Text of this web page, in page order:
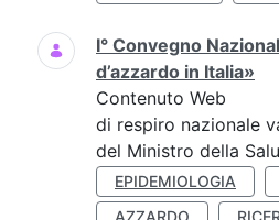
I° Convegno
d’azzardo in Italia»
Contenuto Web
di respiro nazionale
del Ministro della
EPIDEMIOLOGIA
AZZARDO